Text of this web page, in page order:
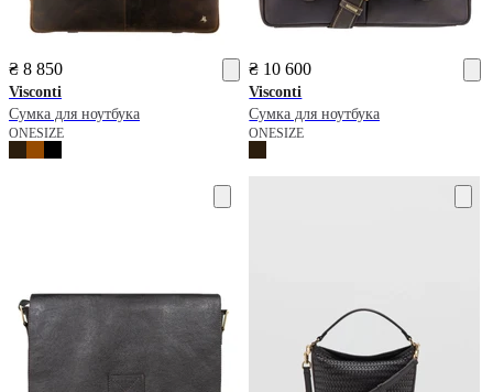
₴ 8 850
Visconti
Сумка для ноутбука
ONESIZE
₴ 10 600
Visconti
Сумка для ноутбука
ONESIZE